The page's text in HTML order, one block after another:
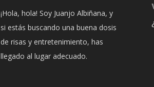
¡Hola, hola! Soy Juanjo Albiñana, y
si estás buscando una buena dosis
de risas y entretenimiento, has
llegado al lugar adecuado.